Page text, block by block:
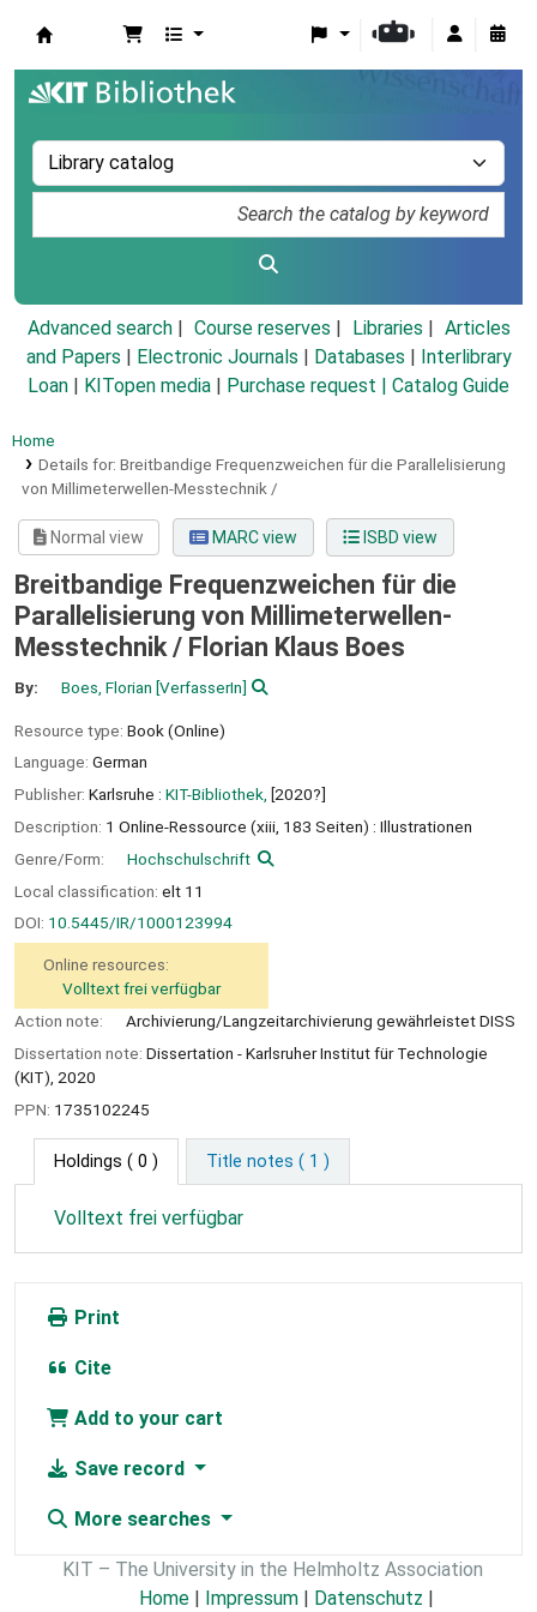
Advanced search Course reserves Libraries
Articles
and Papers
Electronic Journals Databases
Interlibrary
Loan
KITopen media Purchase request | Catalog Guide
Home
Details for: Breitbandige Frequenzweichen für die Parallelisierung
von Millimeterwellen-Messtechnik /
Normal view MARC view ISBD view
Breitbandige Frequenzweichen für die
Parallelisierung von Millimeterwellen-
Messtechnik / Florian Klaus Boes
By: Boes, Florian [VerfasserIn]
Resource type: Book (Online)
Language: German
Publisher: Karlsruhe : KIT-Bibliothek, [2020?]
Description: 1 Online-Ressource (xiii, 183 Seiten) : Illustrationen
Genre/Form:
Hochschulschrift
Local classification: elt 11
DOI: 10.5445/IR/1000123994
Online resources:
Volltext frei verfügbar
Action note:
Archivierung/Langzeitarchivierung gewährleistet DISS
Dissertation note: Dissertation - Karlsruher Institut für Technologie
(KIT), 2020
PPN: 1735102245
Holdings ( 0 ) Title notes ( 1 )
Volltext frei verfügbar
Print
Cite
Add to your cart
Save record
More searches
KIT – The University in the Helmholtz Association
Home
Impressum Datenschutz